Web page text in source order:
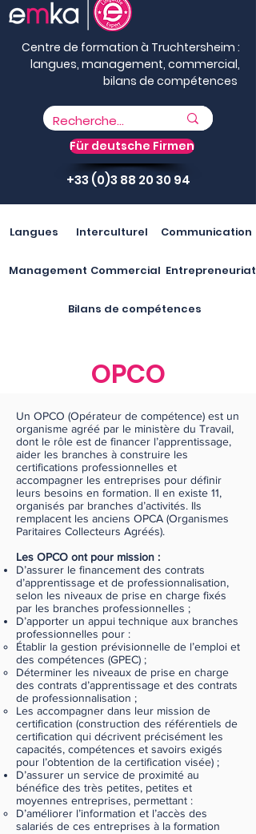
Langues Interculturel Communication
Management Commercial Entrepreneuriat
Bilans de compétences
Centre de formation à Truchtersheim :
langues, management, commercial,
bilans de compétences
Für deutsche Firmen
+33 (0)3 88 20 30 94
OPCO
Un OPCO (Opérateur de compétence) est un
organisme agréé par le ministère du Travail,
dont le rôle est de financer l’apprentissage,
aider les branches à construire les
certifications professionnelles et
accompagner les entreprises pour définir
leurs besoins en formation. Il en existe 11,
organisés par branches d’activités. Ils
remplacent les anciens OPCA (Organismes
Paritaires Collecteurs Agréés).
Les OPCO ont pour mission :
D’assurer le financement des contrats
d’apprentissage et de professionnalisation,
selon les niveaux de prise en charge fixés
par les branches professionnelles ;
D’apporter un appui technique aux branches
professionnelles pour :
Établir la gestion prévisionnelle de l’emploi et
des compétences (GPEC) ;
Déterminer les niveaux de prise en charge
des contrats d’apprentissage et des contrats
de professionnalisation ;
Les accompagner dans leur mission de
certification (construction des référentiels de
certification qui décrivent précisément les
capacités, compétences et savoirs exigés
pour l’obtention de la certification visée) ;
D’assurer un service de proximité au
bénéfice des très petites, petites et
moyennes entreprises, permettant :
D’améliorer l’information et l’accès des
salariés de ces entreprises à la formation